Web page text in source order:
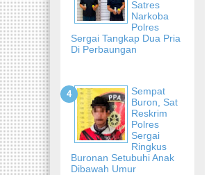
Satres
Narkoba
Polres
Sergai Tangkap Dua Pria
Di Perbaungan
Sempat
Buron, Sat
Reskrim
Polres
Sergai
Ringkus
Buronan Setubuhi Anak
Dibawah Umur